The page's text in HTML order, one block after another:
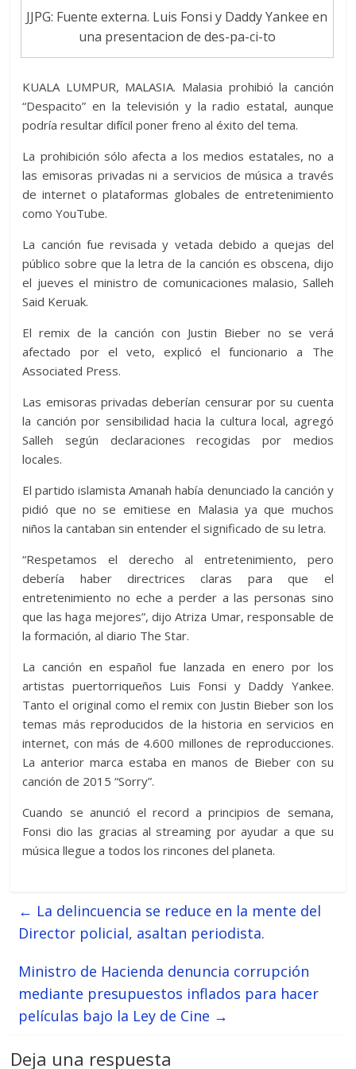
JJPG: Fuente externa. Luis Fonsi y Daddy Yankee en
una presentacion de des-pa-ci-to
KUALA LUMPUR, MALASIA. Malasia prohibió la canción
“Despacito” en la televisión y la radio estatal, aunque
podría resultar difícil poner freno al éxito del tema.
La prohibición sólo afecta a los medios estatales, no a
las emisoras privadas ni a servicios de música a través
de internet o plataformas globales de entretenimiento
como YouTube.
La canción fue revisada y vetada debido a quejas del
público sobre que la letra de la canción es obscena, dijo
el jueves el ministro de comunicaciones malasio, Salleh
Said Keruak.
El remix de la canción con Justin Bieber no se verá
afectado por el veto, explicó el funcionario a The
Associated Press.
Las emisoras privadas deberían censurar por su cuenta
la canción por sensibilidad hacia la cultura local, agregó
Salleh según declaraciones recogidas por medios
locales.
El partido islamista Amanah había denunciado la canción y
pidió que no se emitiese en Malasia ya que muchos
niños la cantaban sin entender el significado de su letra.
“Respetamos el derecho al entretenimiento, pero
debería haber directrices claras para que el
entretenimiento no eche a perder a las personas sino
que las haga mejores”, dijo Atriza Umar, responsable de
la formación, al diario The Star.
La canción en español fue lanzada en enero por los
artistas puertorriqueños Luis Fonsi y Daddy Yankee.
Tanto el original como el remix con Justin Bieber son los
temas más reproducidos de la historia en servicios en
internet, con más de 4.600 millones de reproducciones.
La anterior marca estaba en manos de Bieber con su
canción de 2015 “Sorry”.
Cuando se anunció el record a principios de semana,
Fonsi dio las gracias al streaming por ayudar a que su
música llegue a todos los rincones del planeta.
← La delincuencia se reduce en la mente del
Director policial, asaltan periodista.
Ministro de Hacienda denuncia corrupción
mediante presupuestos inflados para hacer
películas bajo la Ley de Cine →
Deja una respuesta